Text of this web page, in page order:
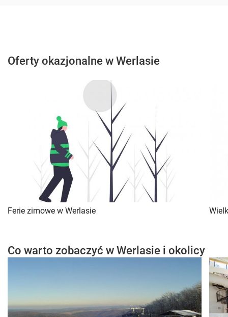
Oferty okazjonalne w Werlasie
Ferie zimowe w Werlasie
Co warto zobaczyć w Werlasie i okolicy